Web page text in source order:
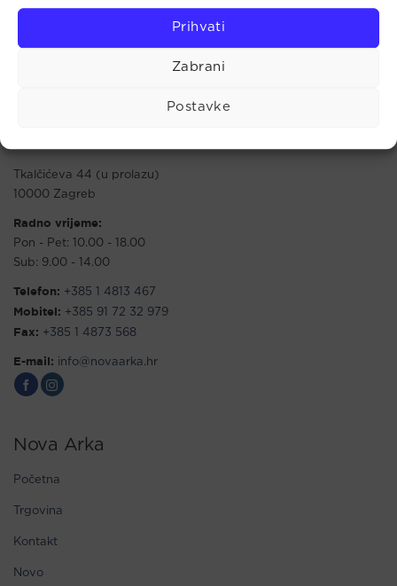
Prihvati
Zabrani
Postavke
zdravstveno stanje organizma i liječenje potrebno je
konzultirati liječnika ili drugu stručnu medicinsku osobu.
Tkalčićeva 44 (u prolazu)
10000 Zagreb
Radno vrijeme:
Pon - Pet: 10.00 - 18.00
Sub: 9.00 - 14.00
Telefon: +385 1 4813 467
Mobitel: +385 91 72 32 979
Fax: +385 1 4873 568
E-mail: info@novaarka.hr
Nova Arka
Početna
Trgovina
Kontakt
Novo